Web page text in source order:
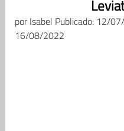
porIsabel Publicado: 12/
16/08/2022